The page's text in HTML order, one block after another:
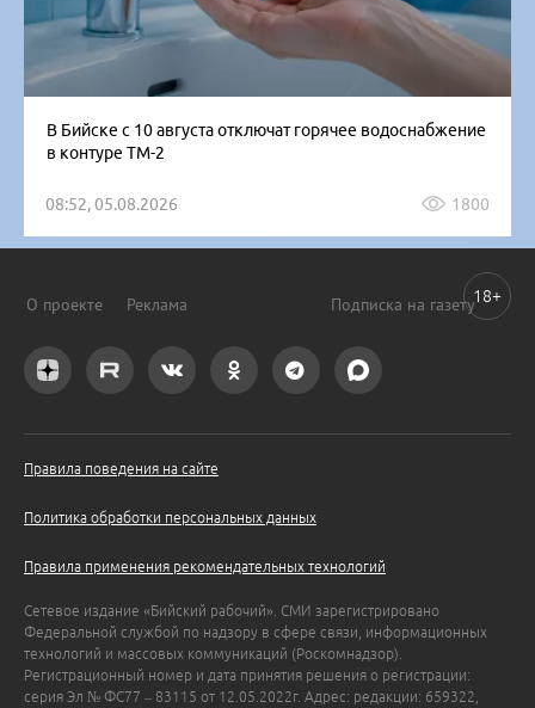
В Бийске с 10 августа отключат горячее водоснабжение
в контуре ТМ-2
08:52, 05.08.2026 1800
О проекте Реклама Подписка на газету
Правила поведения на сайте
Политика обработки персональных данных
Правила применения рекомендательных технологий
Сетевое издание «Бийский рабочий». СМИ зарегистрировано
Федеральной службой по надзору в сфере связи, информационных
технологий и массовых коммуникаций (Роскомнадзор).
Регистрационный номер и дата принятия решения о регистрации:
серия Эл № ФС77 – 83115 от 12.05.2022г. Адрес: редакции: 659322,
18+